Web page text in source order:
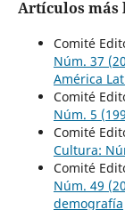
Artículos más
Comité
Núm. 37
América
Comité
Núm. 5
Comité
Cultura:
Comité
Núm. 49
demografía